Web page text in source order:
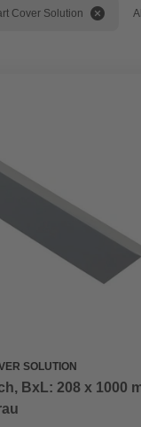
Cover Solution
SOLUTION
BxL: 208 x 1000